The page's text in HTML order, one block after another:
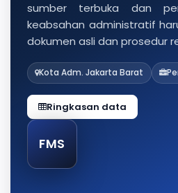
sumber terbuka dan
keabsahan administratif
dokumen asli dan prosedur
Kota Adm. Jakarta Barat
Ringkasan data
FMS